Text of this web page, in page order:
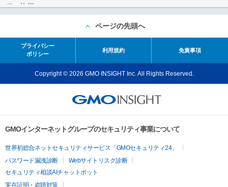
ページの先頭へ
プライバシー
ポリシー
利用規約 免責事項
Copyright © 2026 GMO INSIGHT Inc. All Rights Reserved.
GMOインターネットグループのセキュリティ事業について
世界初総合ネットセキュリティサービス「GMOセキュリティ24」
パスワード漏洩診断
Webサイトリスク診断
セキュリティ相談AIチャットボット
実在証明・盗聴対策